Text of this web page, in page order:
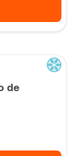
de